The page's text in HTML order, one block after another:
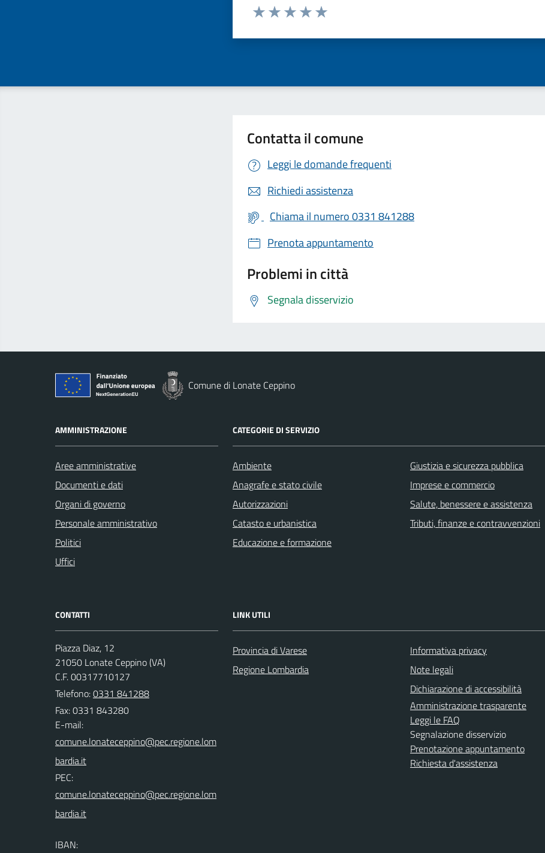
Valuta da 1 a 5 stelle la pagina
Contatta il comune
Leggi le domande frequenti
Richiedi assistenza
Chiama il numero 0331 841288
Prenota appuntamento
Problemi in città
Segnala disservizio
Comune di Lonate Ceppino
AMMINISTRAZIONE
Aree amministrative
Documenti e dati
Organi di governo
Personale amministrativo
Politici
Uffici
CATEGORIE DI SERVIZIO
Ambiente
Anagrafe e stato civile
Autorizzazioni
Catasto e urbanistica
Educazione e formazione
Giustizia e sicurezza pubblica
Imprese e commercio
Salute, benessere e assistenza
Tributi, finanze e contravvenzioni
CONTATTI
Piazza Diaz, 12
21050 Lonate Ceppino (VA)
C.F. 00317710127
Telefono:0331 841288
Fax: 0331 843280
E-mail:
PEC:
IBAN:
LINK UTILI
Provincia di Varese
Regione Lombardia
Informativa privacy
Note legali
Dichiarazione di accessibilità
Amministrazione trasparente
Leggi le FAQ
Segnalazione disservizio
Prenotazione appuntamento
Richiesta d'assistenza